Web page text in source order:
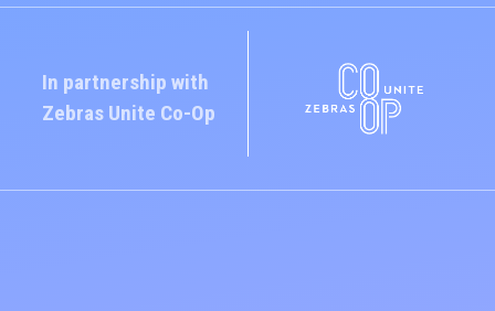
In partnership with
Zebras Unite Co-Op